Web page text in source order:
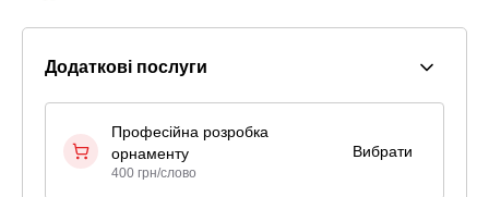
Додаткові послуги
Професійна розробка
орнаменту
400 грн/слово
Вибрати